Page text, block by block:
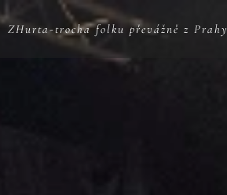
ZHurta-trocha folku převážně z Prahy